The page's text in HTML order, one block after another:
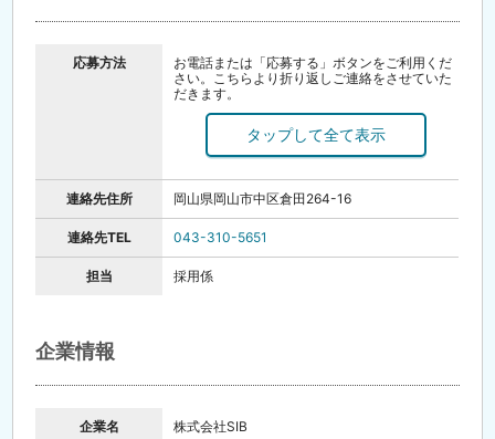
応募方法
お電話または「応募する」ボタンをご利用くだ
さい。こちらより折り返しご連絡をさせていた
だきます。
※面接は勤務地にて行います。
連絡先住所 岡山県岡山市中区倉田264-16
連絡先TEL 043-310-5651
担当 採用係
企業情報
企業名 株式会社SIB